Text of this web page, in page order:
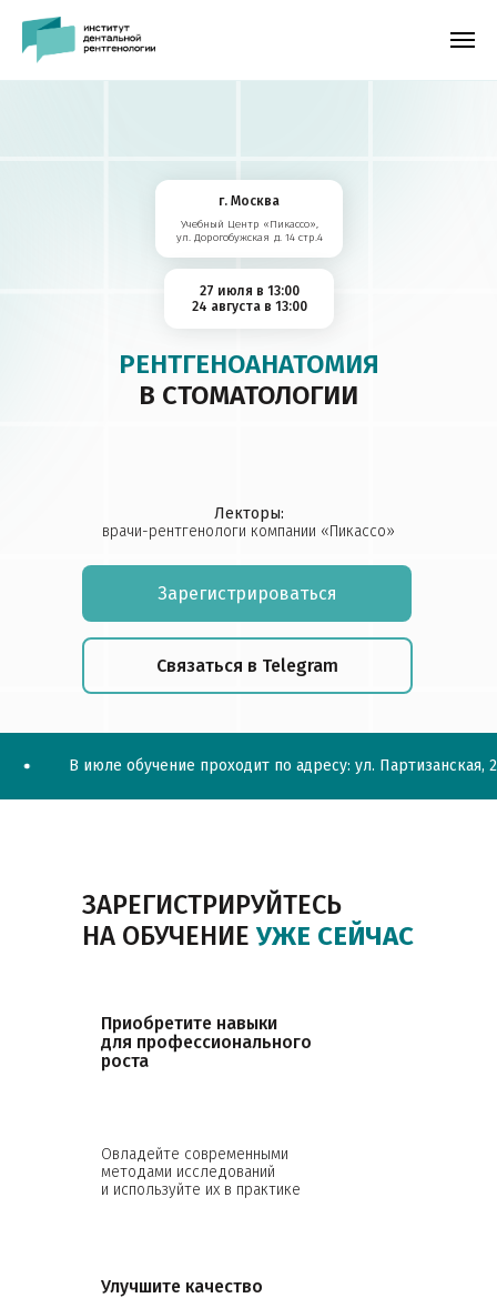
Лекторы:
врачи-рентгенологи компании «Пикассо»
РЕНТГЕНОАНАТОМИЯ
В СТОМАТОЛОГИИ
г. Москва
Учебный Центр «Пикассо»,
ул. Дорогобужская д. 14 стр.4
27 июля в 13:00
24 августа в 13:00
Зарегистрироваться
Связаться в Telegram
В июле обучение проходит по адресу: ул. Партизанская,
ЗАРЕГИСТРИРУЙТЕСЬ
НА ОБУЧЕНИЕУЖЕ СЕЙЧАС
Овладейте современными
методами исследований
и используйте их в практике
Приобретите навыки
для профессионального
роста
Улучшите качество